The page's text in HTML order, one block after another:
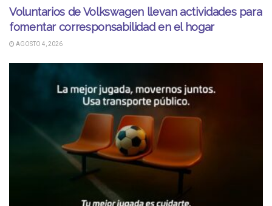
Voluntarios de Volkswagen llevan actividades para
fomentar corresponsabilidad en el hogar
AGOSTO 4, 2026